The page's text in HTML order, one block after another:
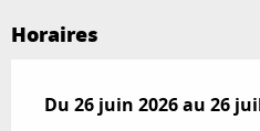
Horaires
Du 26 juin 2026au 26
Du 26 juin 2026au 26